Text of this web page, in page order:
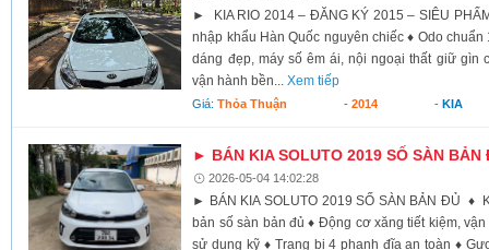
► KIA RIO 2014 – ĐĂNG KÝ 2015 – SIÊU
nhập khẩu Hàn Quốc nguyên chiếc ♦ Odo chuẩn
dáng đẹp, máy số êm ái, nội ngoại thất giữ gìn
vận hành bền...Xem tiếp
Giá:Thỏa Thuận -2014 - KIA
► BÁN KIA SOLUTO 2019 SỐ SÀN BẢN
2026-05-04 14:02:28
► BÁN KIA SOLUTO 2019 SỐ SÀN BẢN ĐỦ ♦
bản số sàn bản đủ ♦ Động cơ xăng tiết kiệm,
sử dụng kỹ ♦ Trang bị 4 phanh đĩa an toàn ♦